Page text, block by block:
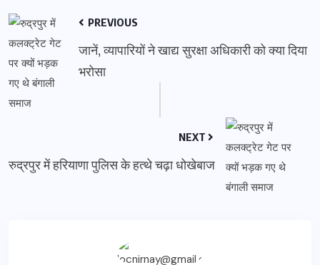
PREVIOUS
जानें, व्यापारियों ने खाद्य सुरक्षा अधिकारी को क्या दिया
भरोसा
NEXT
रुद्रपुर में हरियाणा पुलिस के हत्थे चढ़ा धोखेबाज